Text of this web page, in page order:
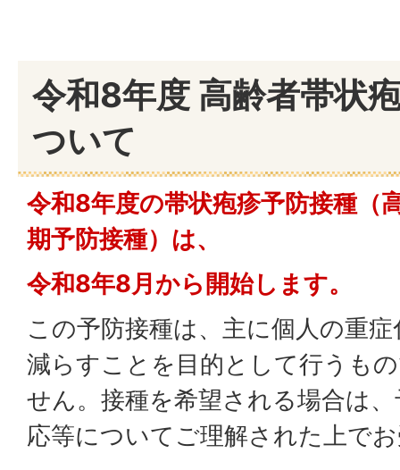
令和8年度 高齢者帯状
ついて
令和8年度の帯状疱疹予防接種（
期予防接種）は、
令和8年8月から開始します。
この予防接種は、主に個人の重
減らすことを目的として行うも
せん。接種を希望される場合は
応等についてご理解された上で